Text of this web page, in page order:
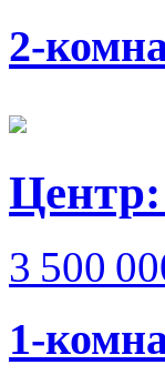
2-
3 500
1-